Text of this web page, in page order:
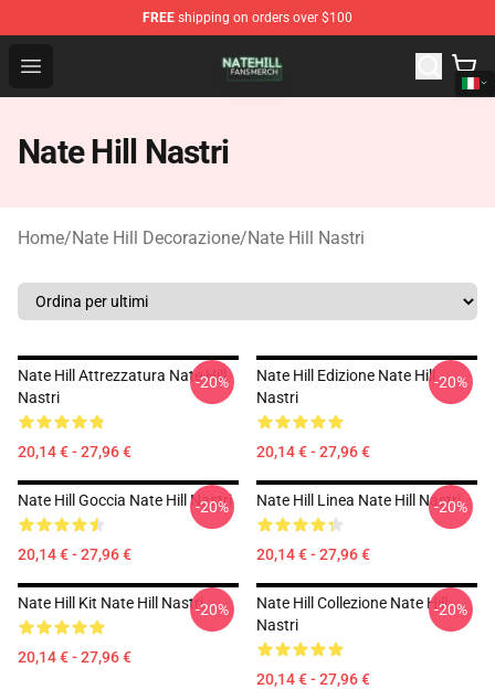
FREE shipping on orders over $100
Open menu
Nate Hill Shop - Official Nate Hill Merchandise Store
Nate Hill Nastri
Home/Nate Hill Decorazione/Nate Hill Nastri
Nate Hill Attrezzatura Nate Hill
Nastri
20,14 € - 27,96 €
-20%
Nate Hill Edizione Nate Hill
Nastri
20,14 € - 27,96 €
-20%
Nate Hill Goccia Nate Hill Nastri
20,14 € - 27,96 €
-20% Nate Hill Linea Nate Hill Nastri
20,14 € - 27,96 €
-20%
Nate Hill Kit Nate Hill Nastri
20,14 € - 27,96 €
-20%
Nate Hill Collezione Nate Hill
Nastri
20,14 € - 27,96 €
-20%